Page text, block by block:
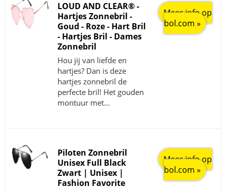
LOUD AND CLEAR® -
Hartjes Zonnebril -
Goud - Roze - Hart Bril
- Hartjes Bril - Dames
Zonnebril
Hou jij van liefde en
hartjes? Dan is deze
hartjes zonnebril de
perfecte bril! Het gouden
montuur met…
Meer info op
bol.com »
Piloten Zonnebril
Unisex Full Black
Zwart | Unisex |
Fashion Favorite
Meer info op
bol.com »